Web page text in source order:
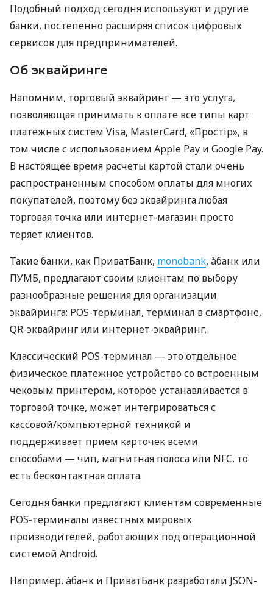
Подобный подход сегодня используют и другие
банки, постепенно расширяя список цифровых
сервисов для предпринимателей.
Об эквайринге
Напомним, торговый эквайринг — это услуга,
позволяющая принимать к оплате все типы карт
платежных систем Visa, MasterCard, «Простір», в
том числе с использованием Apple Pay и Google Pay.
В настоящее время расчеты картой стали очень
распространенным способом оплаты для многих
покупателей, поэтому без эквайринга любая
торговая точка или интернет-магазин просто
теряет клиентов.
Такие банки, как ПриватБанк, monobank, àбанк или
ПУМБ, предлагают своим клиентам по выбору
разнообразные решения для организации
эквайринга: POS-терминал, терминал в смартфоне,
QR-эквайринг или интернет-эквайринг.
Классический POS-терминал — это отдельное
физическое платежное устройство со встроенным
чековым принтером, которое устанавливается в
торговой точке, может интегрироваться с
кассовой/компьютерной техникой и
поддерживает прием карточек всеми
способами — чип, магнитная полоса или NFC, то
есть бесконтактная оплата.
Сегодня банки предлагают клиентам современные
POS-терминалы известных мировых
производителей, работающих под операционной
системой Android.
Например, àбанк и ПриватБанк разработали JSON-